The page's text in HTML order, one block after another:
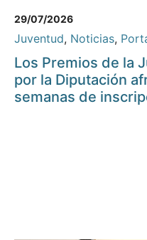
29/07/2026
Juventud, Noticias,
Los Premios de la
por la Diputación
semanas de